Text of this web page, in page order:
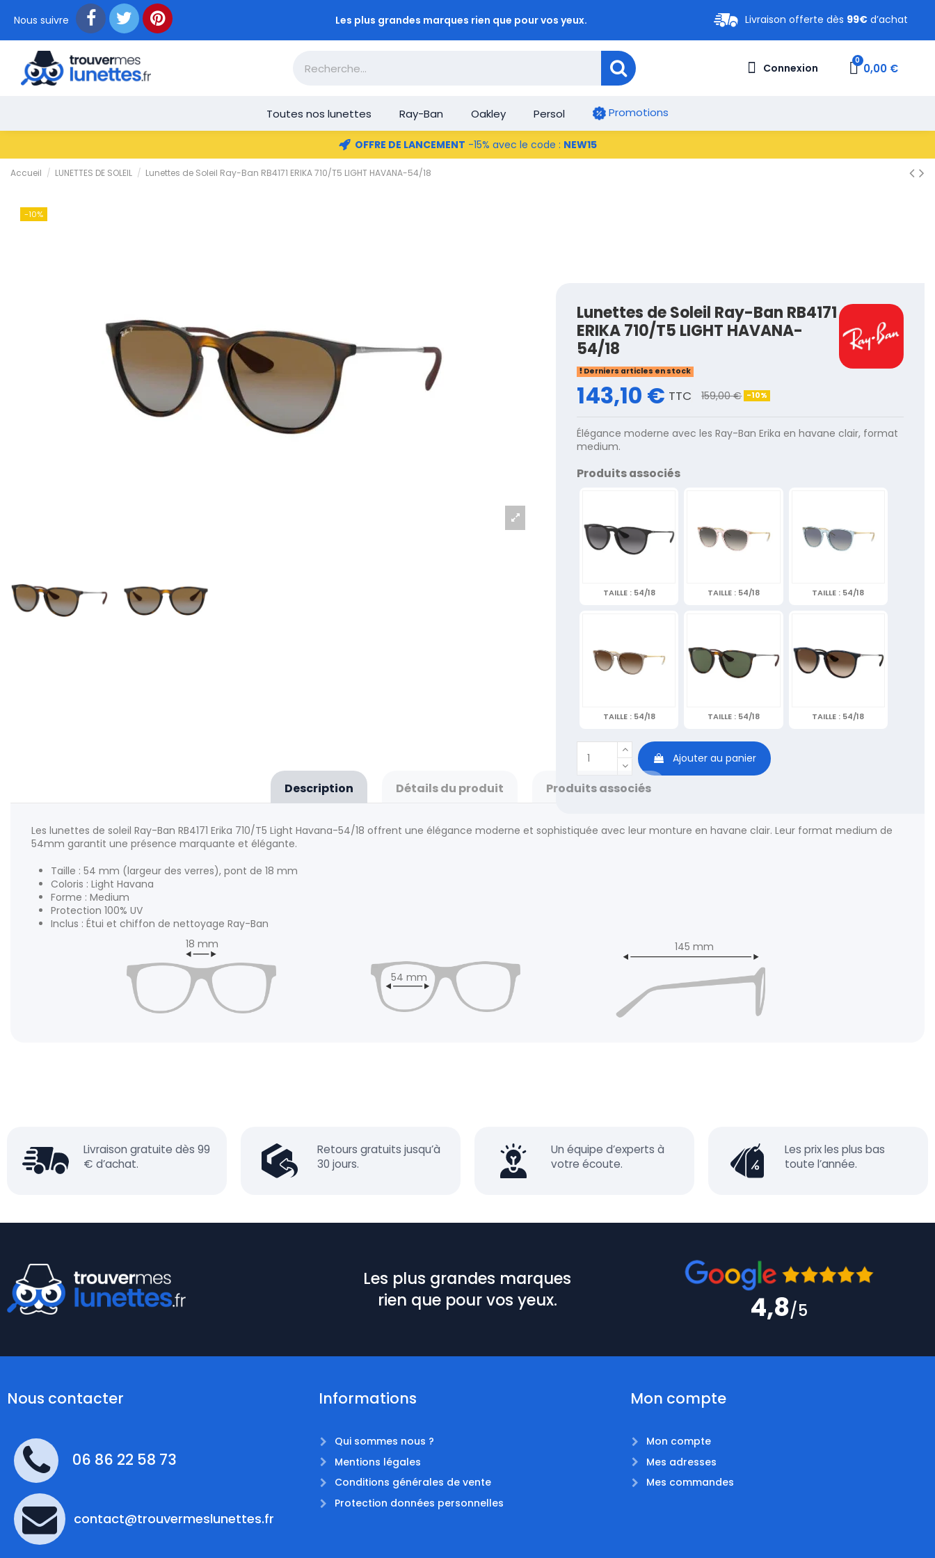
Nous suivre Les plus grandes marques rien que pour vos yeux. Livraison offerte dès 99€ d’achat
Connexion 0,00 €
Toutes nos lunettes Ray-Ban Oakley Persol Promotions
OFFRE DE LANCEMENT -15% avec le code : NEW15
Accueil LUNETTES DE SOLEIL Lunettes de Soleil Ray-Ban RB4171 ERIKA 710/T5 LIGHT HAVANA-54/18
-10%
Lunettes de Soleil Ray-Ban RB4171
ERIKA 710/T5 LIGHT HAVANA-
54/18
Derniers articles en stock
143,10 € TTC 159,00 € -10%
Élégance moderne avec les Ray-Ban Erika en havane clair, format
medium.
Produits associés
TAILLE : 54/18 TAILLE : 54/18 TAILLE : 54/18
TAILLE : 54/18 TAILLE : 54/18 TAILLE : 54/18
Ajouter au panier
Description Détails du produit Produits associés
Les lunettes de soleil Ray-Ban RB4171 Erika 710/T5 Light Havana-54/18 offrent une élégance moderne et sophistiquée avec leur monture en havane clair. Leur format medium de
54mm garantit une présence marquante et élégante.
Taille : 54 mm (largeur des verres), pont de 18 mm
Coloris : Light Havana
Forme : Medium
Protection 100% UV
Inclus : Étui et chiffon de nettoyage Ray-Ban
18 mm
54 mm
145 mm
Livraison gratuite dès 99
€ d’achat.
Retours gratuits jusqu’à
30 jours.
Un équipe d’experts à
votre écoute.
Les prix les plus bas
toute l’année.
Les plus grandes marques
rien que pour vos yeux.
4,8/5
Nous contacter
06 86 22 58 73
contact@trouvermeslunettes.fr
Informations
Qui sommes nous ?
Mentions légales
Conditions générales de vente
Protection données personnelles
Mon compte
Mon compte
Mes adresses
Mes commandes